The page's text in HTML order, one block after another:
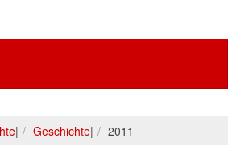
| Geschichte| 2011